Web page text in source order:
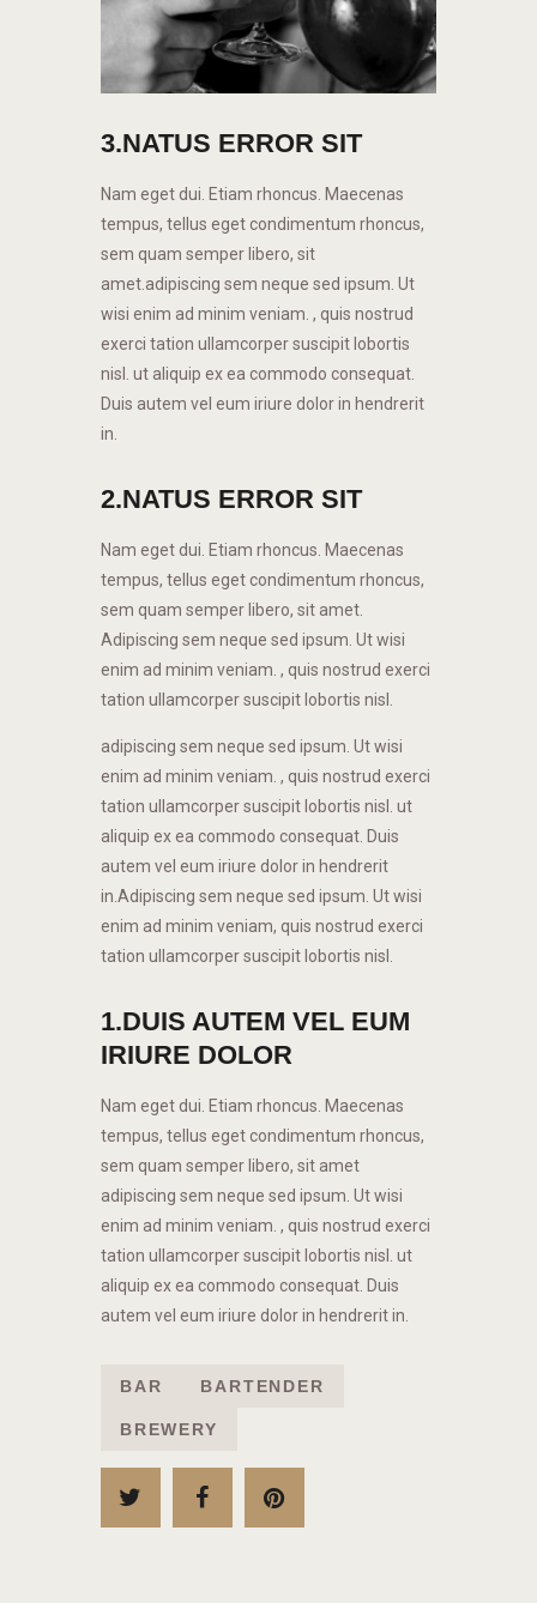
3.NATUS ERROR SIT
Nam eget dui. Etiam rhoncus. Maecenas
tempus, tellus eget condimentum rhoncus,
sem quam semper libero, sit
amet.adipiscing sem neque sed ipsum. Ut
wisi enim ad minim veniam. , quis nostrud
exerci tation ullamcorper suscipit lobortis
nisl. ut aliquip ex ea commodo consequat.
Duis autem vel eum iriure dolor in hendrerit
in.
2.NATUS ERROR SIT
Nam eget dui. Etiam rhoncus. Maecenas
tempus, tellus eget condimentum rhoncus,
sem quam semper libero, sit amet.
Adipiscing sem neque sed ipsum. Ut wisi
enim ad minim veniam. , quis nostrud exerci
tation ullamcorper suscipit lobortis nisl.
adipiscing sem neque sed ipsum. Ut wisi
enim ad minim veniam. , quis nostrud exerci
tation ullamcorper suscipit lobortis nisl. ut
aliquip ex ea commodo consequat. Duis
autem vel eum iriure dolor in hendrerit
in.Adipiscing sem neque sed ipsum. Ut wisi
enim ad minim veniam, quis nostrud exerci
tation ullamcorper suscipit lobortis nisl.
1.DUIS AUTEM VEL EUM
IRIURE DOLOR
Nam eget dui. Etiam rhoncus. Maecenas
tempus, tellus eget condimentum rhoncus,
sem quam semper libero, sit amet
adipiscing sem neque sed ipsum. Ut wisi
enim ad minim veniam. , quis nostrud exerci
tation ullamcorper suscipit lobortis nisl. ut
aliquip ex ea commodo consequat. Duis
autem vel eum iriure dolor in hendrerit in.
BAR BARTENDER
BREWERY